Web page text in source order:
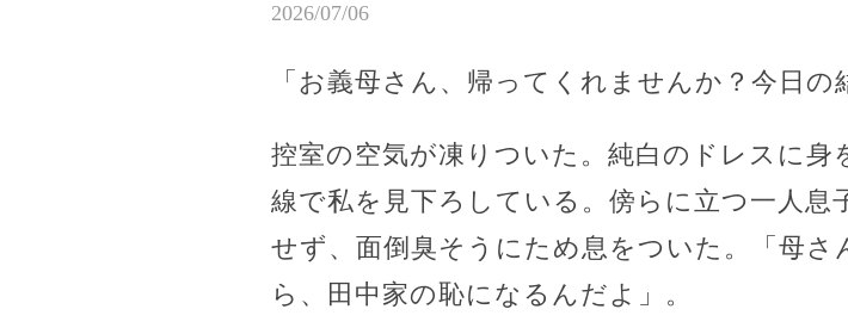
2026/07/06
「お義母さん、帰ってくれませんか？今日
控室の空気が凍りついた。純白のドレスに
線で私を見下ろしている。傍らに立つ一人息
せず、面倒臭そうにため息をついた。「母
ら、田中家の恥になるんだよ」。